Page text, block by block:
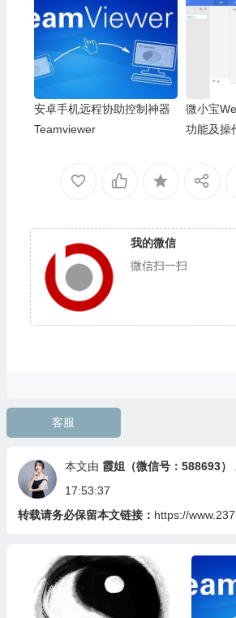
安卓手机远程协助控制神器
Teamviewer
微小宝
功能及操
我的微信
微信扫一扫
客服
本文由 霞姐（微信号：588693）
17:53:37
转载请务必保留本文链接： https://